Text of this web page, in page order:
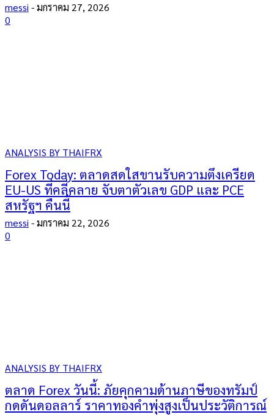
messi -มกราคม 27, 2026
0
ANALYSIS BY THAIFRX
Forex Today: ตลาดสดใสขานรับความตึงเครียด
EU-US ที่คลี่คลาย จับตาตัวเลข GDP และ PCE
สหรัฐฯ คืนนี้
messi -มกราคม 22, 2026
0
ANALYSIS BY THAIFRX
ตลาด Forex วันนี้: ภัยคุกคามด้านภาษีของทรัมป์
กดดันดอลลาร์ ราคาทองคำพุ่งสูงเป็นประวัติการณ์